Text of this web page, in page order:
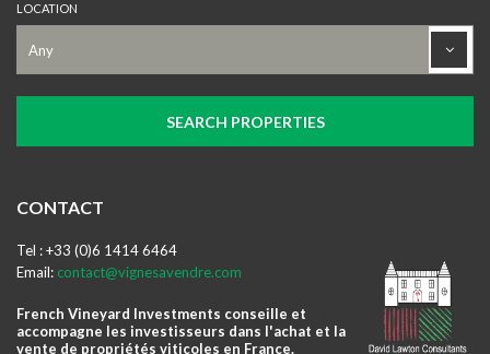
LOCATION
CONTACT
Tel : +33 (0)6 1414 6464
Email: contact@vignesavendre.com
French Vineyard Investments conseille et
accompagne les investisseurs dans l'achat et la
vente de propriétés viticoles en France.